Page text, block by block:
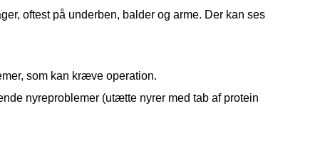
oftest på underben, balder og arme. Der kan ses
som kan kræve operation.
nyreproblemer (utætte nyrer med tab af protein